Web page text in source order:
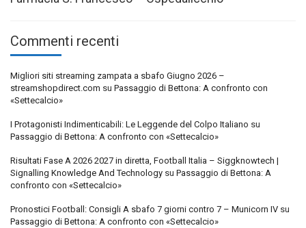
Commenti recenti
Migliori siti streaming zampata a sbafo Giugno 2026 –
streamshopdirect.com su Passaggio di Bettona: A confronto con
«Settecalcio»
I Protagonisti Indimenticabili: Le Leggende del Colpo Italiano su
Passaggio di Bettona: A confronto con «Settecalcio»
Risultati Fase A 2026 2027 in diretta, Football Italia – Siggknowtech |
Signalling Knowledge And Technology su Passaggio di Bettona: A
confronto con «Settecalcio»
Pronostici Football: Consigli A sbafo 7 giorni contro 7 – Municorn IV su
Passaggio di Bettona: A confronto con «Settecalcio»